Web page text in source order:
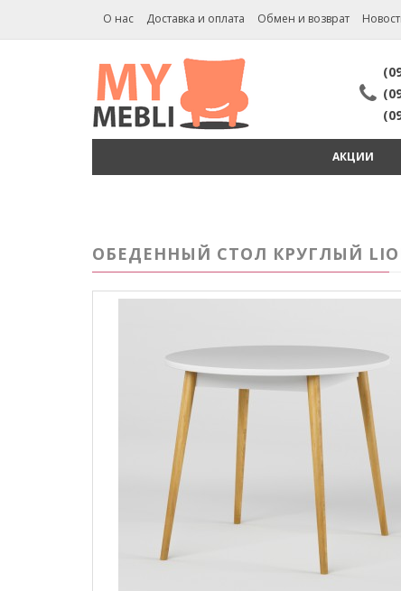
О нас Доставка и оплата Обмен и возврат
АКЦИИ
ОБЕДЕННЫЙ СТОЛ КРУГЛЫЙ